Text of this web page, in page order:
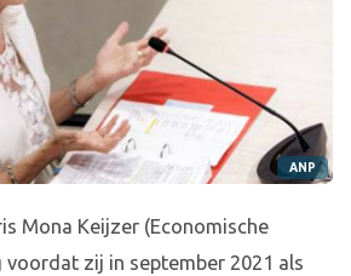
ANP
Mona Keijzer (Economische
voordat zij in september 2021 als